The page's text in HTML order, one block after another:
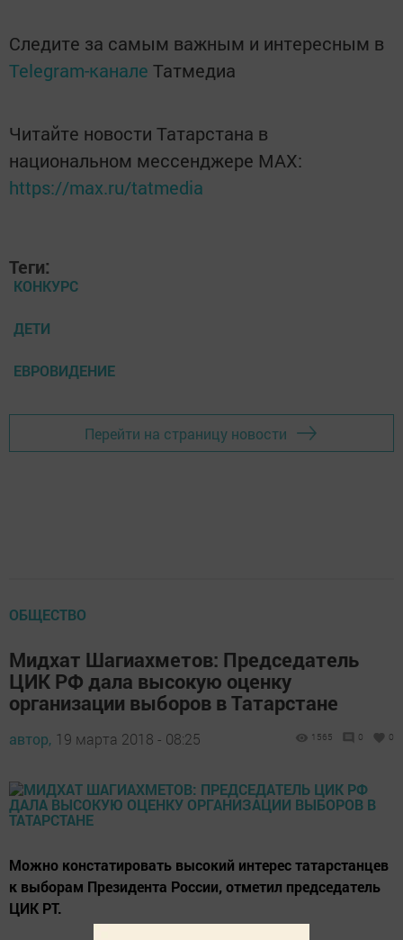
Следите за самым важным и интересным в
Telegram-канале Татмедиа
Читайте новости Татарстана в
национальном мессенджере MАХ:
https://max.ru/tatmedia
Теги:
КОНКУРС
ДЕТИ
ЕВРОВИДЕНИЕ
Перейти на страницу новости
ОБЩЕСТВО
Мидхат Шагиахметов: Председатель
ЦИК РФ дала высокую оценку
организации выборов в Татарстане
автор, 19 марта 2018 - 08:25 1565 0 0
Можно констатировать высокий интерес татарстанцев
к выборам Президента России, отметил председатель
ЦИК РТ.